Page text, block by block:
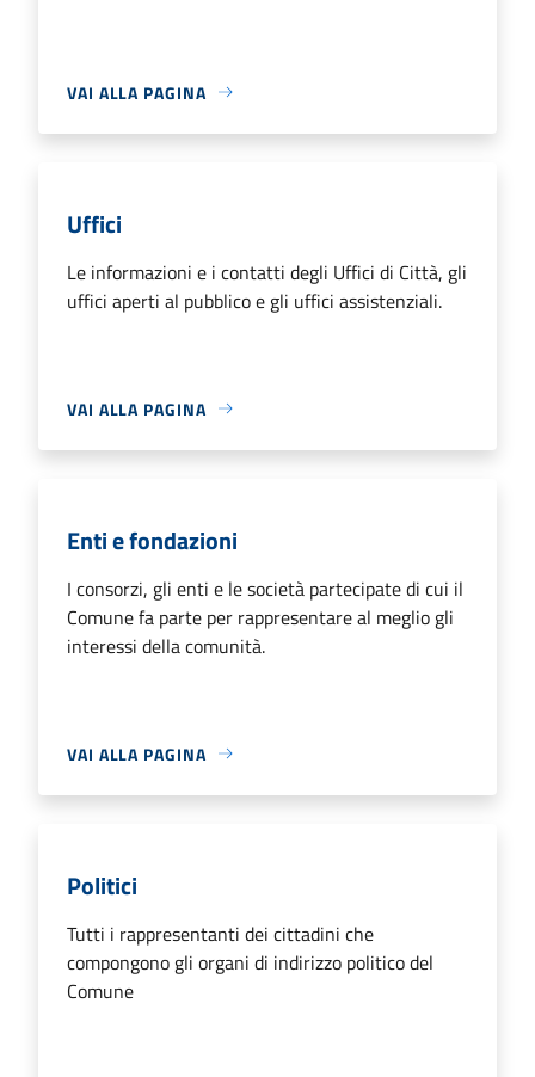
VAI ALLA PAGINA
Uffici
Le informazioni e i contatti degli Uffici di Città, gli
uffici aperti al pubblico e gli uffici assistenziali.
VAI ALLA PAGINA
Enti e fondazioni
I consorzi, gli enti e le società partecipate di cui il
Comune fa parte per rappresentare al meglio gli
interessi della comunità.
VAI ALLA PAGINA
Politici
Tutti i rappresentanti dei cittadini che
compongono gli organi di indirizzo politico del
Comune